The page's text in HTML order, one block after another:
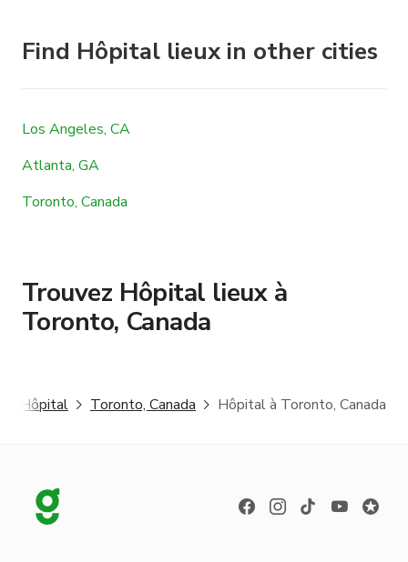
Find Hôpital lieux in other cities
Los Angeles, CA
Atlanta, GA
Toronto, Canada
Trouvez Hôpital lieux à
Toronto, Canada
Hôpital Toronto, Canada Hôpital à Toronto, Canada